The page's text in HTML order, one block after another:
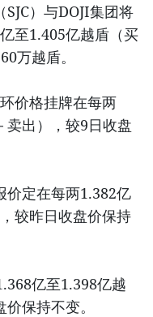
）与DOJI集团将
至1.405亿越盾（买
万越盾。
价格挂牌在每两
卖出），较9日收盘
价定在每两1.382亿
较昨日收盘价保持
亿至1.398亿越
保持不变。